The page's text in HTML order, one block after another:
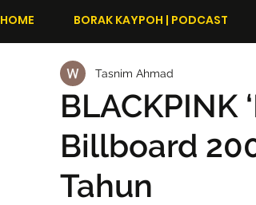
HOME BORAK KAYPOH | PODCAST
BLACKPINK
Billboard
Tahun
Tasnim Ahmad